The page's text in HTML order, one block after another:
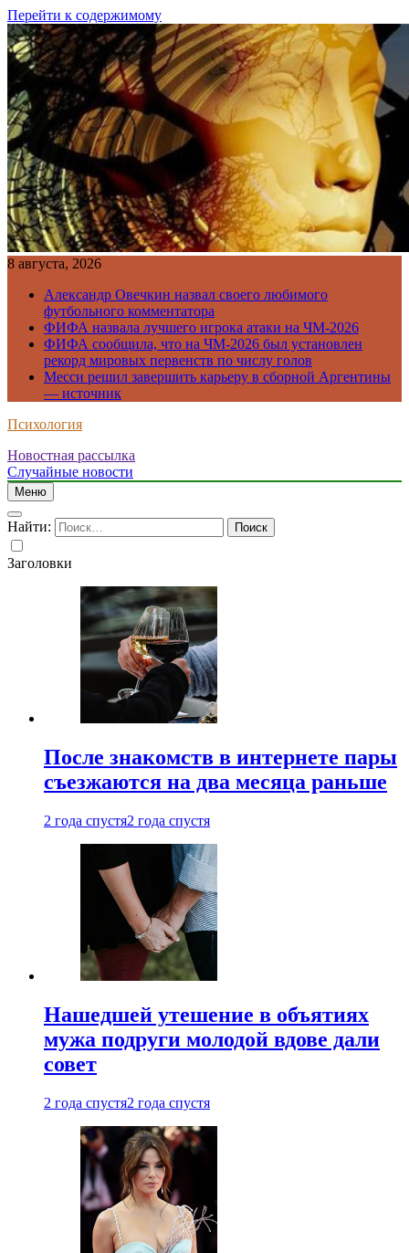
Перейти к содержимому
8 августа, 2026
Александр Овечкин назвал своего любимого
футбольного комментатора
ФИФА назвала лучшего игрока атаки на ЧМ-2026
ФИФА сообщила, что на ЧМ-2026 был установлен
рекорд мировых первенств по числу голов
Месси решил завершить карьеру в сборной Аргентины
— источник
Психология
Новостная рассылка
Случайные новости
Меню
Найти:
Заголовки
После знакомств в интернете пары
съезжаются на два месяца раньше
2 года спустя2 года спустя
Нашедшей утешение в объятиях
мужа подруги молодой вдове дали
совет
2 года спустя2 года спустя